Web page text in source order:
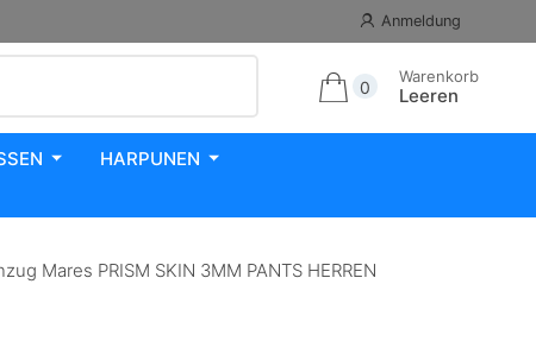
Anmeldung
0
Warenkorb
Leeren
HARPUNEN
Mares PRISM SKIN 3MM PANTS HERREN